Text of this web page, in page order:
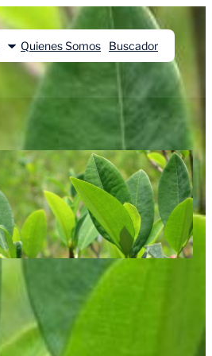
Quienes Somos Buscador